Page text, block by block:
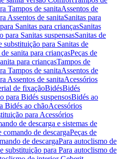
Tampos de sanitaAssentos de
Assentos de sanitaSanitas para
Sanitas para criançasSanitas
para Sanitas suspensasSanitas de
substituição para Sanitas de
sanita para criançasPeças de
para criançasTampos de
Tampos de sanitaAssentos de
Assentos de sanitaAcessórios
de fixaçãoBidésBidés
para Bidés suspensosBidés ao
Bidés ao chãoAcessórios
para Acessórios
de descarga e sistemas de
comando de descargaPeças de
de descargaPara autoclismo de
substituição para Para autoclismo de